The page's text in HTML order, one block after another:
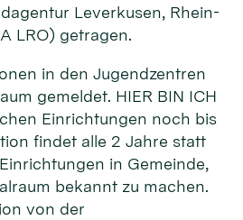
Leverkusen, Rhein-
LRO) getragen.
in den Jugendzentren
gemeldet. HIER BIN ICH
Einrichtungen noch bis
findet alle 2 Jahre statt
in Gemeinde,
bekannt zu machen.
von der